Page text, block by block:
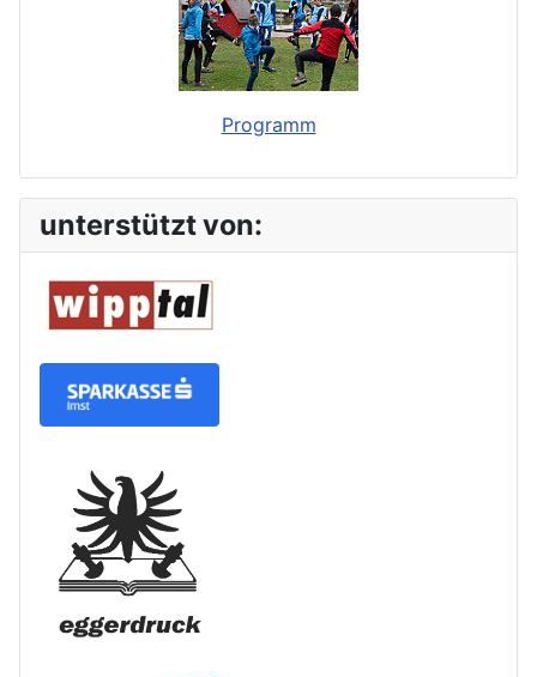
Programm
unterstützt von: